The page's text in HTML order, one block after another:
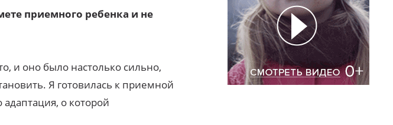
приемного ребенка и не
и оно было настолько сильно,
Я готовилась к приемной
о которой